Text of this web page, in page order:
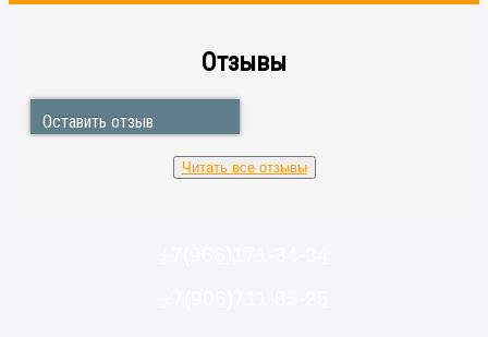
Отзывы
14.12.2024 Светлана и НиколайКоролев
Оставить отзыв
Читать все отзывы